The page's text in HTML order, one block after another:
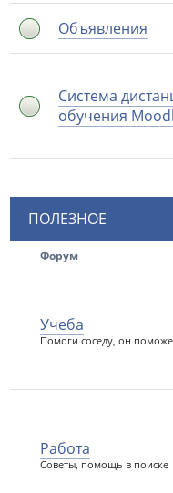
Объявления
Система
обучения
ПОЛЕЗНОЕ
Форум
Учеба
Помоги соседу, он
Работа
Советы, помощь в поиске